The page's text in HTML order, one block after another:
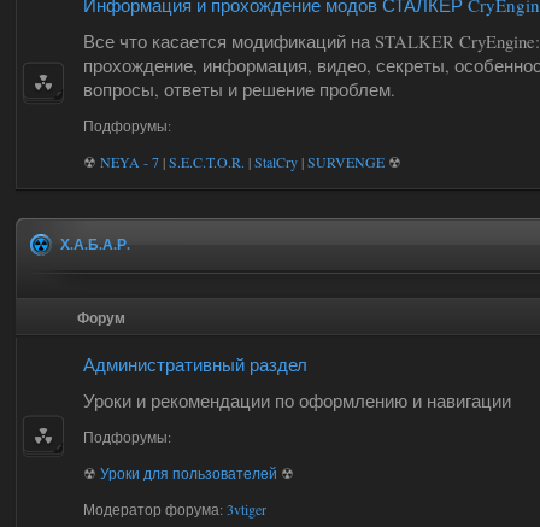
Информация и прохождение модов СТАЛКЕР
Все что касается модификаций на STALKER CryEngine:
прохождение, информация, видео, секреты,
вопросы, ответы и решение проблем.
Подфорумы:
☢ NEYA - 7|S.E.C.T.O.R. |StalCry|SURVENGE ☢
Х.А.Б.А.Р.
Форум
Административный раздел
Уроки и рекомендации по оформлению и навигации
Подфорумы:
☢ Уроки для пользователей ☢
Модератор форума: 3vtiger